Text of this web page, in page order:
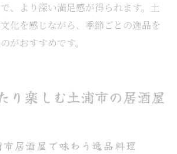
、より深い満足感が得られます。土
化を感じながら、季節ごとの逸品を
がおすすめです。
り楽しむ土浦市の居酒屋
居酒屋で味わう逸品料理